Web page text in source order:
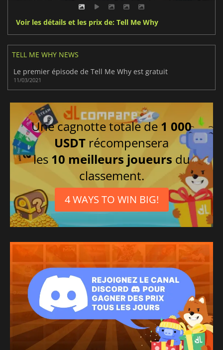
Voir les détails et les prix de: Tell Me Why
TELL ME WHY NEWS
Le premier épisode de Tell Me Why est gratuit
11/03/2021
Une cagnotte totale de 1 000
USDT récompensera
les 10 meilleurs joueurs du
classement.
4 WAYS TO WIN BIG!